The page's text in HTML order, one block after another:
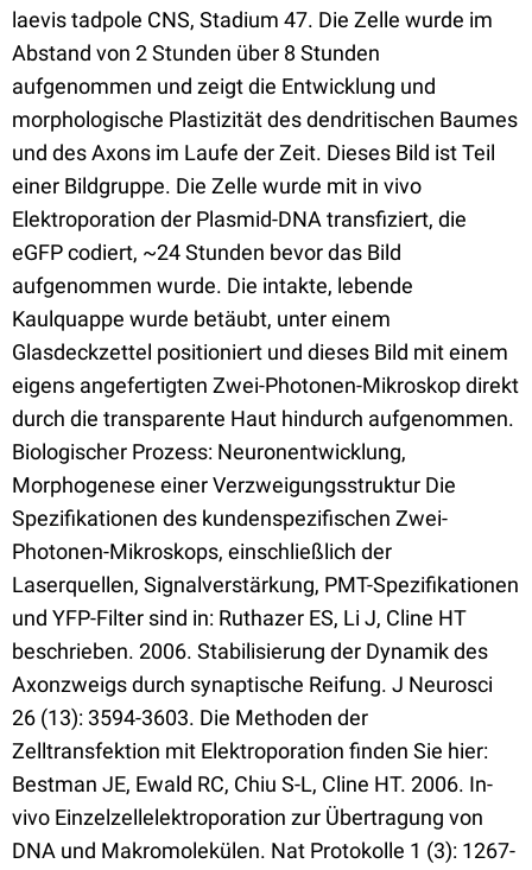
laevis tadpole CNS, Stadium 47. Die Zelle wurde im
Abstand von 2 Stunden über 8 Stunden
aufgenommen und zeigt die Entwicklung und
morphologische Plastizität des dendritischen Baumes
und des Axons im Laufe der Zeit. Dieses Bild ist Teil
einer Bildgruppe. Die Zelle wurde mit in vivo
Elektroporation der Plasmid-DNA transfiziert, die
eGFP codiert, ~24 Stunden bevor das Bild
aufgenommen wurde. Die intakte, lebende
Kaulquappe wurde betäubt, unter einem
Glasdeckzettel positioniert und dieses Bild mit einem
eigens angefertigten Zwei-Photonen-Mikroskop direkt
durch die transparente Haut hindurch aufgenommen.
Biologischer Prozess: Neuronentwicklung,
Morphogenese einer Verzweigungsstruktur Die
Spezifikationen des kundenspezifischen Zwei-
Photonen-Mikroskops, einschließlich der
Laserquellen, Signalverstärkung, PMT-Spezifikationen
und YFP-Filter sind in: Ruthazer ES, Li J, Cline HT
beschrieben. 2006. Stabilisierung der Dynamik des
Axonzweigs durch synaptische Reifung. J Neurosci
26 (13): 3594-3603. Die Methoden der
Zelltransfektion mit Elektroporation finden Sie hier:
Bestman JE, Ewald RC, Chiu S-L, Cline HT. 2006. In-
vivo Einzelzellelektroporation zur Übertragung von
DNA und Makromolekülen. Nat Protokolle 1 (3): 1267-